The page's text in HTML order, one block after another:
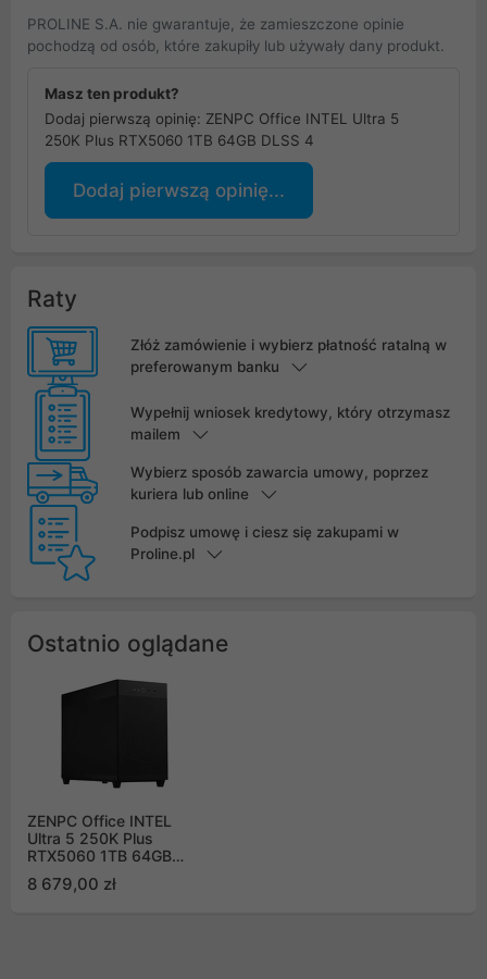
PROLINE S.A. nie gwarantuje, że zamieszczone opinie
pochodzą od osób, które zakupiły lub używały dany produkt.
Masz ten produkt?
Dodaj pierwszą opinię: ZENPC Office INTEL Ultra 5
250K Plus RTX5060 1TB 64GB DLSS 4
Dodaj pierwszą opinię...
Raty
Złóż zamówienie i wybierz płatność ratalną w
preferowanym banku
Wypełnij wniosek kredytowy, który otrzymasz
mailem
Wybierz sposób zawarcia umowy, poprzez
kuriera lub online
Podpisz umowę i ciesz się zakupami w
Proline.pl
Ostatnio oglądane
ZENPC Office INTEL
Ultra 5 250K Plus
RTX5060 1TB 64GB
8 679,00 zł